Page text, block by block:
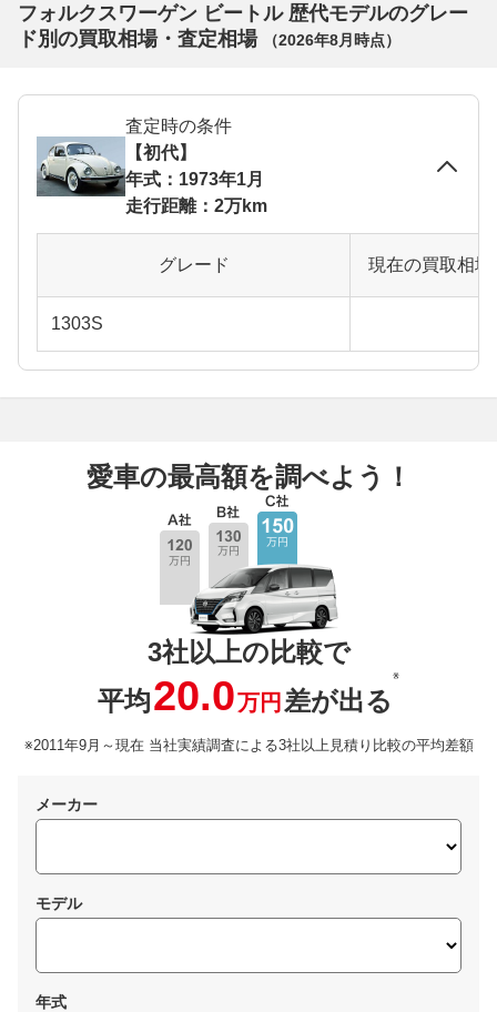
フォルクスワーゲン ビートル 歴代モデルのグレー
ド別の買取相場・査定相場
（2026年8月 時点）
査定時の条件
【初代】
年式：1973年1月
走行距離：2万km
グレード 現在の買取相
1303S
愛車の最高額を調べよう！
3社以上の比較で
平均20.0万円 差が出る
※
※2011年9月～現在 当社実績調査による3社以上見積り比較の平均差額
メーカー
モデル
年式